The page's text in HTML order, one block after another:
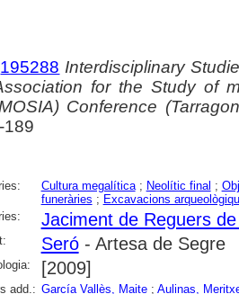
195288 Interdisciplinary
for the Study of
Conference
189
Cultura megalítica; Neolític final ;
funeràries ; Excavacions
Jaciment de Reguers
Seró- Artesa de Segre
[2009]
add.: García Vallès, Maite; Aulinas,